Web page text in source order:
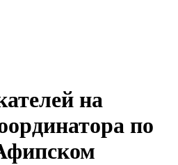
на
по